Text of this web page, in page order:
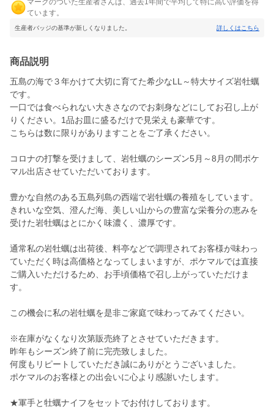
マークのついた生産者さんは、過去1年間で平均して特に高い評価を得
ています。
生産者バッジの基準が新しくなりました。 詳しくはこちら
商品説明
五島の海で３年かけて大切に育てた希少なLL～特大サイズ岩牡蠣
です。
一口では食べられない大きさなのでお刺身などにしてお召し上が
りください。1品お皿に盛るだけで見栄えも豪華です。
こちらは数に限りがありますことをご了承ください。
コロナの打撃を受けまして、岩牡蠣のシーズン5月～8月の間ポケ
マル出店させていただいております。
豊かな自然のある五島列島の西端で岩牡蠣の養殖をしています。
きれいな空気、澄んだ海、美しい山からの豊富な栄養分の恵みを
受けた岩牡蠣はとにかく味濃く、濃厚です。
通常私の岩牡蠣は出荷後、料亭などで調理されてお客様が味わっ
ていただく時は高価格となってしまいますが、ポケマルでは直接
ご購入いただけるため、お手頃価格で召し上がっていただけま
す。
この機会に私の岩牡蠣を是非ご家庭で味わってみてください。
※在庫がなくなり次第販売終了とさせていただきます。
昨年もシーズン終了前に完売致しました。
何度もリピートしていただき誠にありがとうございました。
ポケマルのお客様との出会いに心より感謝いたします。
★軍手と牡蠣ナイフをセットでお付けしております。